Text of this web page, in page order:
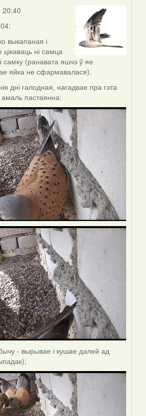
выкапаная і
ні самца
самку (ранавата яшчэ ў яе
яйка не сфармавалася).
дні галодная, нагадвае пра гэта
пастаянна:
- вырывае і кушае далей ад